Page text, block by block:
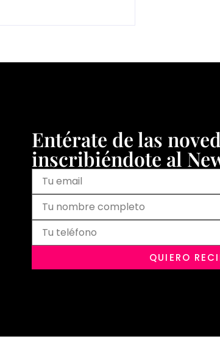
Entérate de las
inscribiéndote al
QUIERO